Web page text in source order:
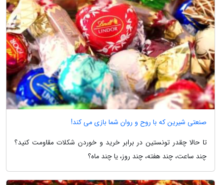
صنعتی شیرین که با روح و روان شما بازی می کند!
تا حالا چقدر تونستین در برابر خرید و خوردن شکلات مقاومت کنید؟
چند ساعت، چند هفته، چند روز، یا چند ماه؟